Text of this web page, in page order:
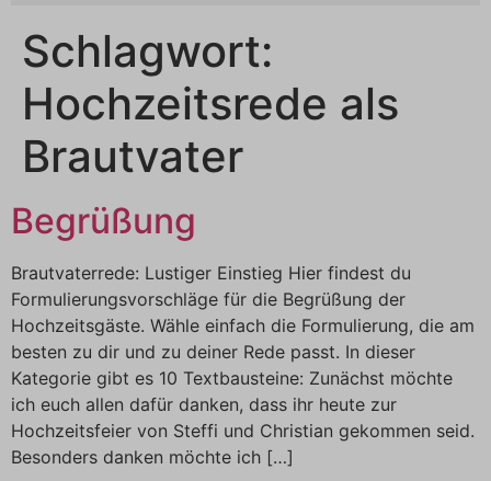
Schlagwort:
Hochzeitsrede als
Brautvater
Begrüßung
Brautvaterrede: Lustiger Einstieg Hier findest du
Formulierungsvorschläge für die Begrüßung der
Hochzeitsgäste. Wähle einfach die Formulierung, die am
besten zu dir und zu deiner Rede passt. In dieser
Kategorie gibt es 10 Textbausteine: Zunächst möchte
ich euch allen dafür danken, dass ihr heute zur
Hochzeitsfeier von Steffi und Christian gekommen seid.
Besonders danken möchte ich […]